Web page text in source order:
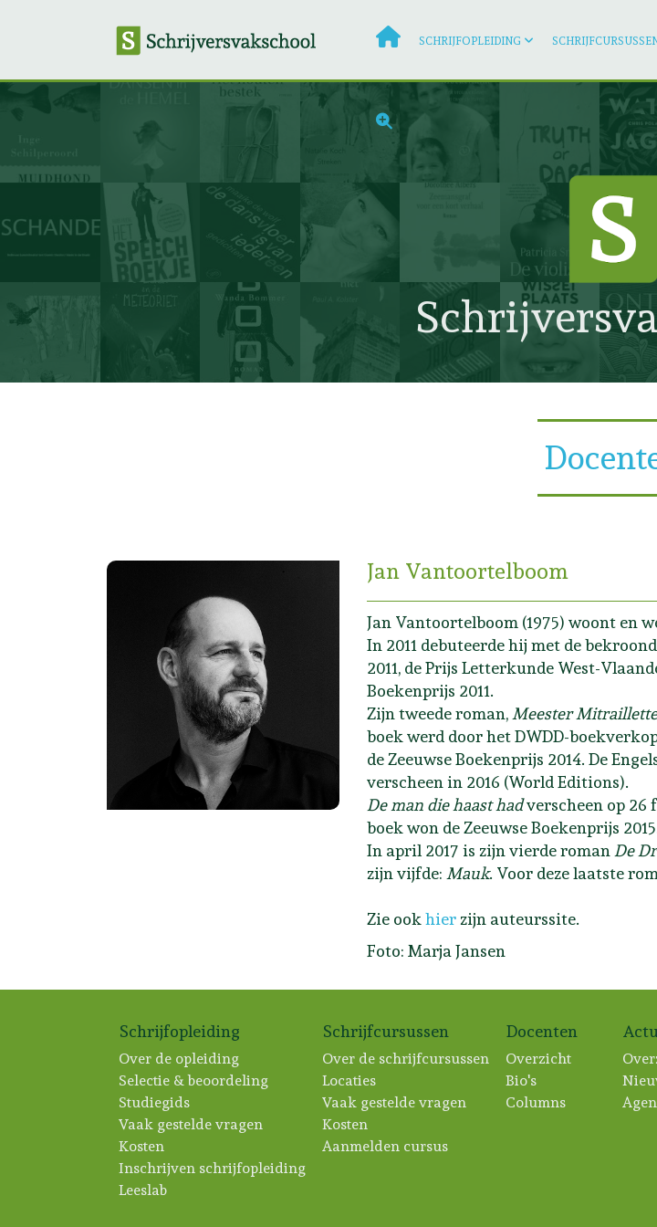
SCHRIJFOPLEIDING
Jan Vantoortelboom
Jan Vantoortelboom (1975) woont en
In 2011 debuteerde hij met de
2011, de Prijs Letterkunde West-
Boekenprijs 2011.
Zijn tweede roman, Meester Mitraillette
boek werd door het DWDD-
de Zeeuwse Boekenprijs 2014. De
verscheen in 2016 (World Editions).
De man die haast hadverscheen op 26
boek won de Zeeuwse Boekenprijs
In april 2017 is zijn vierde roman De
zijn vijfde: Mauk. Voor deze laatste
Zie ook hier zijn auteurssite.
Foto: Marja Jansen
Schrijfopleiding
Over de opleiding
Selectie & beoordeling
Studiegids
Vaak gestelde vragen
Kosten
Inschrijven schrijfopleiding
Leeslab
Schrijfcursussen
Over de schrijfcursussen
Locaties
Vaak gestelde vragen
Kosten
Aanmelden cursus
Docenten
Overzicht
Bio's
Columns